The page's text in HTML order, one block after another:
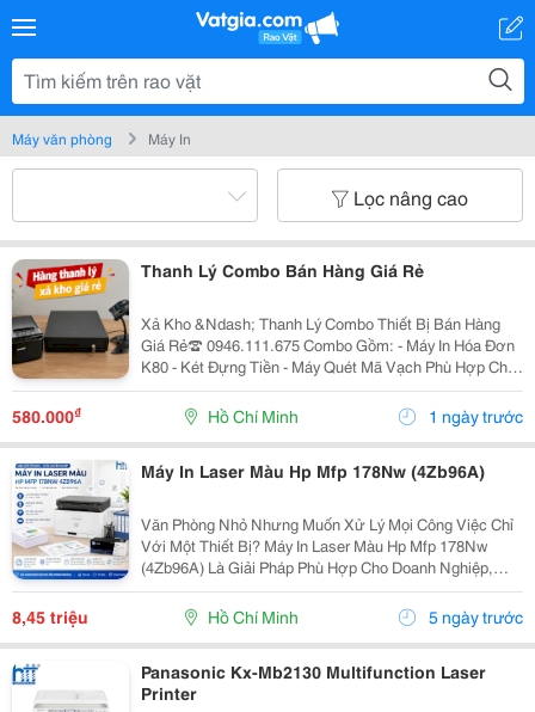
Máy văn phòng Máy In
Lọc nâng cao
Thanh Lý Combo Bán Hàng Giá Rẻ
Xả Kho &Ndash; Thanh Lý Combo Thiết Bị Bán Hàng
Giá Rẻ☎️ 0946.111.675 Combo Gồm: - Máy In Hóa Đơn
K80 - Két Đựng Tiền - Máy Quét Mã Vạch Phù Hợp Cho
Tạp Hóa, Shop, Siêu Thị Mini, Quán Ăn, Cafe... ☎️ Liên
Hệ: 0946.111.675 Kazuko Việt Nam...
580.000₫ Hồ Chí Minh 1 ngày trước
Máy In Laser Màu Hp Mfp 178Nw (4Zb96A)
Văn Phòng Nhỏ Nhưng Muốn Xử Lý Mọi Công Việc Chỉ
Với Một Thiết Bị? Máy In Laser Màu Hp Mfp 178Nw
(4Zb96A) Là Giải Pháp Phù Hợp Cho Doanh Nghiệp,
Cửa Hàng Và Gia Đình, Giúp Tiết Kiệm Chi Phí Đầu Tư
Nhưng Vẫn Đáp Ứng Đầy Đủ Nhu Cầu In Ấn Hằng Ngày.
8,45 triệu Hồ Chí Minh 5 ngày trước
Panasonic Kx-Mb2130 Multifunction Laser
Printer